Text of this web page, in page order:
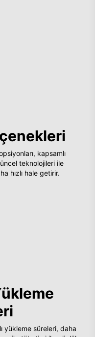
kapsamlı
teknolojileri ile
hızlı hale getirir.
yükleme süreleri, daha